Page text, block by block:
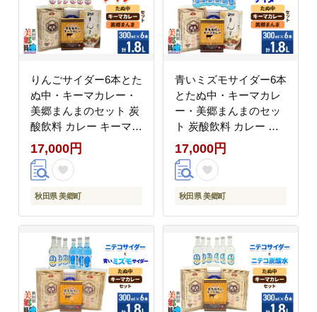
りんごサイダー6本とた
ぬ中・キーマカレー・
美郷まんまのセット 炭
酸飲料 カレー キーマカ
レー レトルト 中華麺
まぜごはん [ニテコサイ
ダー ご当地 サイダー
キーマカレー レトルト
中華麺 ラーメン まぜご
はん セット 秋田県 美
郷町]
17,000円
秋田県 美郷町
青いミズモサイダー6本
とたぬ中・キーマカレ
ー・美郷まんまのセッ
ト 炭酸飲料 カレー キ
ーマカレー レトルト 中
華麺 まぜごはん [ニテ
コサイダー 青いミズモ
ー 炭酸飲料 炭酸水 カ
レー キーマカレー レト
ルト 中華麺 ラーメン
まぜごはん セット 秋田
県 美郷町]
17,000円
秋田県 美郷町